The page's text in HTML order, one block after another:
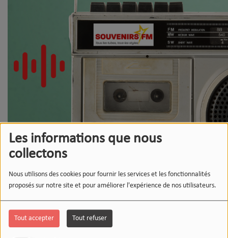
Les informations que nous
collectons
Nous utilisons des cookies pour fournir les services et les fonctionnalités
proposés sur notre site et pour améliorer l'expérience de nos utilisateurs.
Tout accepter Tout refuser
Ils nous font confiance !